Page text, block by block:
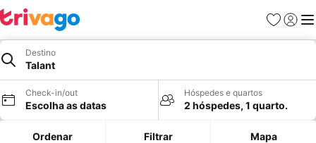
Favoritos
Iniciar
Destino
Talant
Check-in/out
Escolha as datas
Hóspedes e quartos
2 hóspedes, 1 quarto.
Ordenar Filtrar Mapa